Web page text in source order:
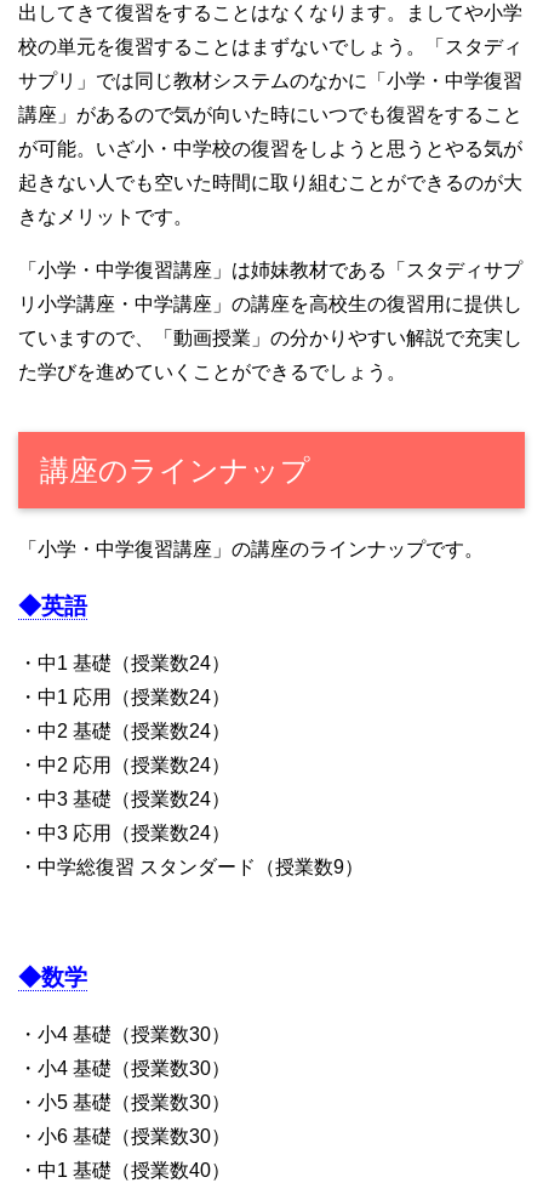
出してきて復習をすることはなくなります。ましてや小学
校の単元を復習することはまずないでしょう。「スタディ
サプリ」では同じ教材システムのなかに「小学・中学復習
講座」があるので気が向いた時にいつでも復習をすること
が可能。いざ小・中学校の復習をしようと思うとやる気が
起きない人でも空いた時間に取り組むことができるのが大
きなメリットです。
「小学・中学復習講座」は姉妹教材である「スタディサプ
リ小学講座・中学講座」の講座を高校生の復習用に提供し
ていますので、「動画授業」の分かりやすい解説で充実し
た学びを進めていくことができるでしょう。
講座のラインナップ
「小学・中学復習講座」の講座のラインナップです。
◆英語
・中1 基礎（授業数24）
・中1 応用（授業数24）
・中2 基礎（授業数24）
・中2 応用（授業数24）
・中3 基礎（授業数24）
・中3 応用（授業数24）
・中学総復習 スタンダード（授業数9）
◆数学
・小4 基礎（授業数30）
・小4 基礎（授業数30）
・小5 基礎（授業数30）
・小6 基礎（授業数30）
・中1 基礎（授業数40）